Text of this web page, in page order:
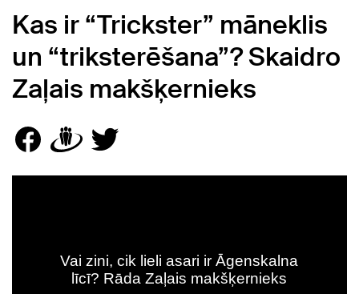
Kas ir “Trickster” māneklis
un “triksterēšana”? Skaidro
Zaļais makšķernieks